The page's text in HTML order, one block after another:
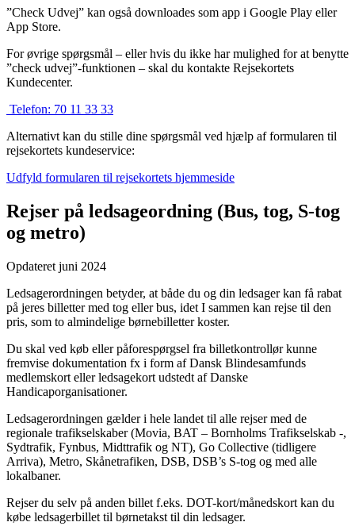
”Check Udvej” kan også downloades som app i Google Play eller
App Store.
For øvrige spørgsmål – eller hvis du ikke har mulighed for at benytte
”check udvej”-funktionen – skal du kontakte Rejsekortets
Kundecenter.
Telefon: 70 11 33 33
Alternativt kan du stille dine spørgsmål ved hjælp af formularen til
rejsekortets kundeservice:
Udfyld formularen til rejsekortets hjemmeside
Rejser på ledsageordning (Bus, tog, S-tog
og metro)
Opdateret juni 2024
Ledsagerordningen betyder, at både du og din ledsager kan få rabat
på jeres billetter med tog eller bus, idet I sammen kan rejse til den
pris, som to almindelige børnebilletter koster.
Du skal ved køb eller påforespørgsel fra billetkontrollør kunne
fremvise dokumentation fx i form af Dansk Blindesamfunds
medlemskort eller ledsagekort udstedt af Danske
Handicaporganisationer.
Ledsagerordningen gælder i hele landet til alle rejser med de
regionale trafikselskaber (Movia, BAT – Bornholms Trafikselskab -,
Sydtrafik, Fynbus, Midttrafik og NT), Go Collective (tidligere
Arriva), Metro, Skånetrafiken, DSB, DSB’s S-tog og med alle
lokalbaner.
Rejser du selv på anden billet f.eks. DOT-kort/månedskort kan du
købe ledsagerbillet til børnetakst til din ledsager.